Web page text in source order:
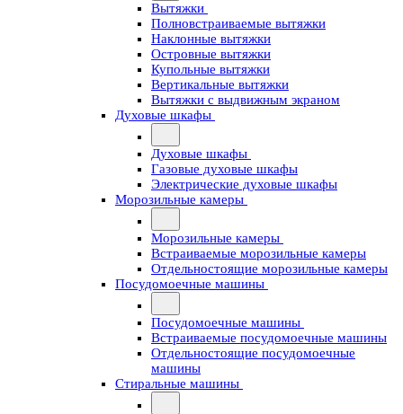
Вытяжки
Полновстраиваемые вытяжки
Наклонные вытяжки
Островные вытяжки
Купольные вытяжки
Вертикальные вытяжки
Вытяжки с выдвижным экраном
Духовые шкафы
Духовые шкафы
Газовые духовые шкафы
Электрические духовые шкафы
Морозильные камеры
Морозильные камеры
Встраиваемые морозильные камеры
Отдельностоящие морозильные камеры
Посудомоечные машины
Посудомоечные машины
Встраиваемые посудомоечные машины
Отдельностоящие посудомоечные
машины
Стиральные машины